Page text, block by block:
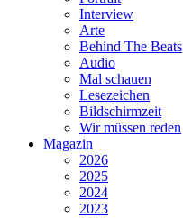
Interview
Arte
Behind The Beats
Audio
Mal schauen
Lesezeichen
Bildschirmzeit
Wir müssen reden
Magazin
2026
2025
2024
2023